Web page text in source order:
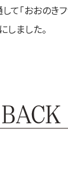
て「おおの
しました。